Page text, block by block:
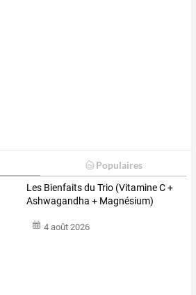
Populaires
Les Bienfaitsdu Trio (VitamineC+
Ashwagandha + Magnésium)
4 août 2026